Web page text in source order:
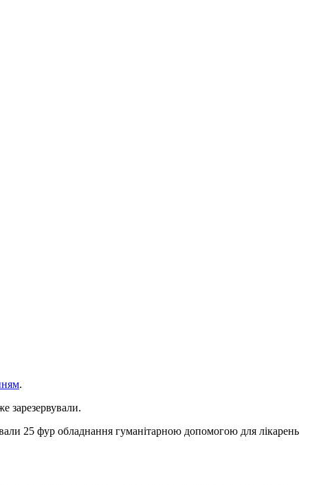
.
зарезервували.
25 фур обладнання гуманітарною допомогою для лікарень